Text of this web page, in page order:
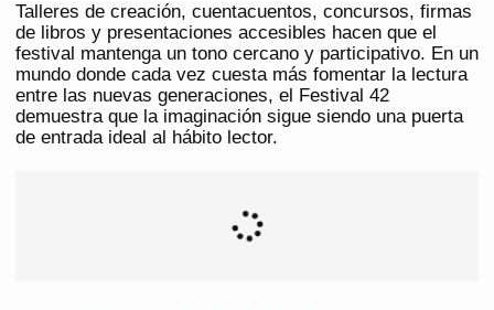
Talleres de creación, cuentacuentos, concursos, firmas
de libros y presentaciones accesibles hacen que el
festival mantenga un tono cercano y participativo. En un
mundo donde cada vez cuesta más fomentar la lectura
entre las nuevas generaciones, el Festival 42
demuestra que la imaginación sigue siendo una puerta
de entrada ideal al hábito lector.